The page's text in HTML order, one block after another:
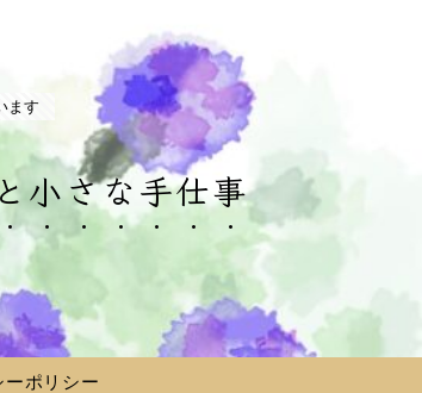
ます
小さな手仕事
ーポリシー